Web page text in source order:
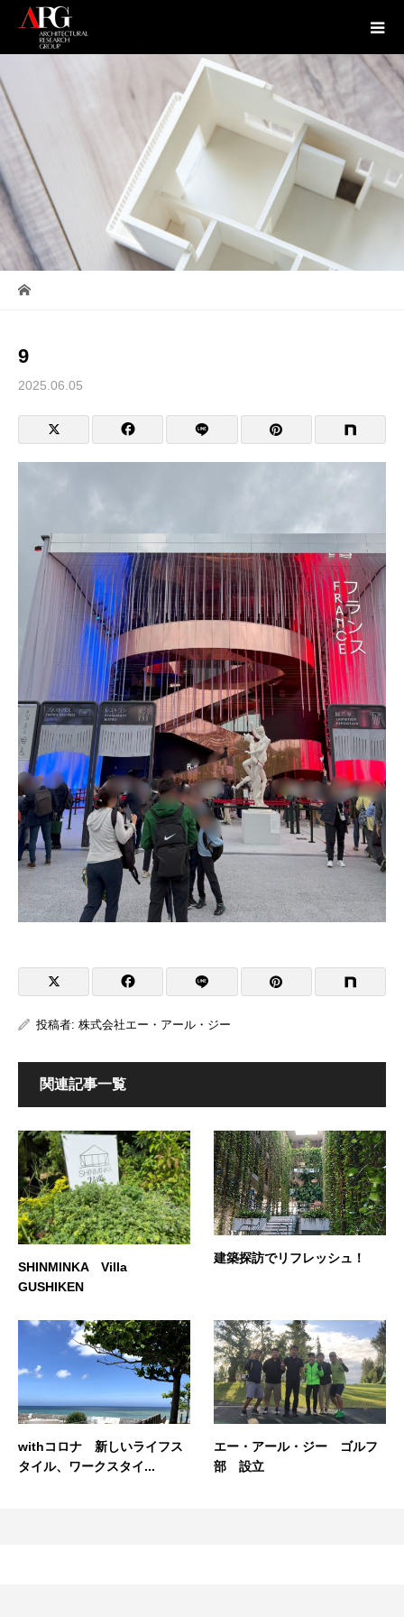
9
2025.06.05
投稿者: 株式会社エー・アール・ジー
関連記事一覧
SHINMINKA Villa
GUSHIKEN
建築探訪でリフレッシュ！
withコロナ 新しいライフス
タイル、ワークスタイ...
エー・アール・ジー ゴルフ
部 設立